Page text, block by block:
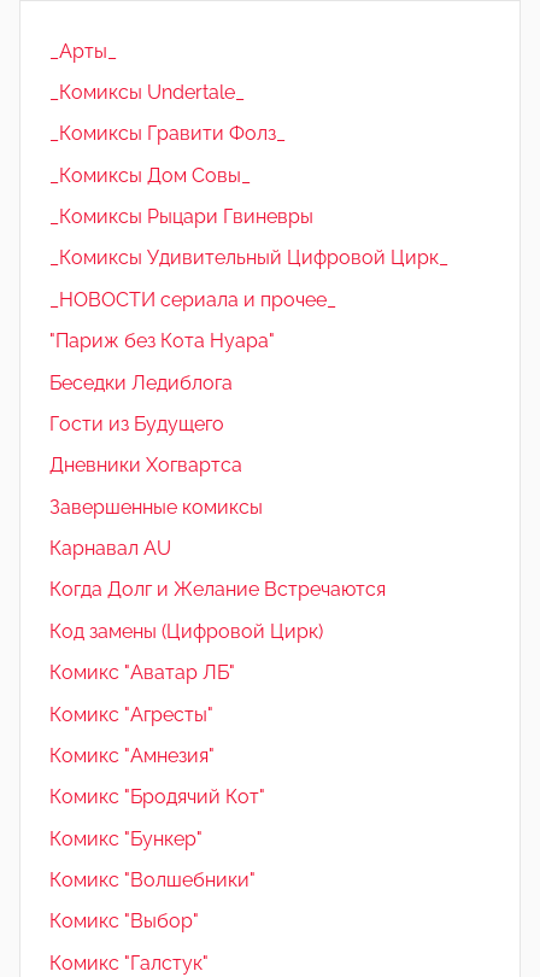
_Арты_
_Комиксы Undertale_
_Комиксы Гравити Фолз_
_Комиксы Дом Совы_
_Комиксы Рыцари Гвиневры
_Комиксы Удивительный Цифровой Цирк_
_НОВОСТИ сериала и прочее_
"Париж без Кота Нуара"
Беседки Ледиблога
Гости из Будущего
Дневники Хогвартса
Завершенные комиксы
Карнавал AU
Когда Долг и Желание Встречаются
Код замены (Цифровой Цирк)
Комикс "Аватар ЛБ"
Комикс "Агресты"
Комикс "Амнезия"
Комикс "Бродячий Кот"
Комикс "Бункер"
Комикс "Волшебники"
Комикс "Выбор"
Комикс "Галстук"